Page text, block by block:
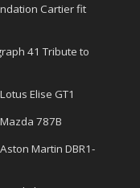
Cartier fit
41 Tribute to
Elise GT1
787B
Martin DBR1-